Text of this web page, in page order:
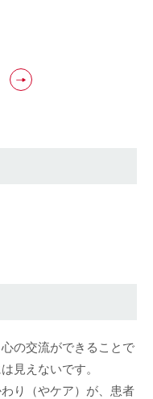
の交流ができることで
見えないです。
り（やケア）が、患者